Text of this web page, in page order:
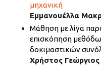
μηχανική
Εμμανουέλλα
Μάθηση με λίγα
επισκόπηση
δοκιμαστικών
Χρήστος